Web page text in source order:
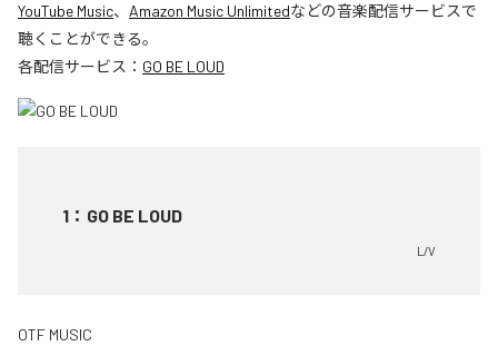
YouTube Music、 Amazon Music Unlimitedなどの音楽配信サービスで
聴くことができる。
各配信サービス： GO BE LOUD
1 ： GO BE LOUD
L/V
OTF MUSIC